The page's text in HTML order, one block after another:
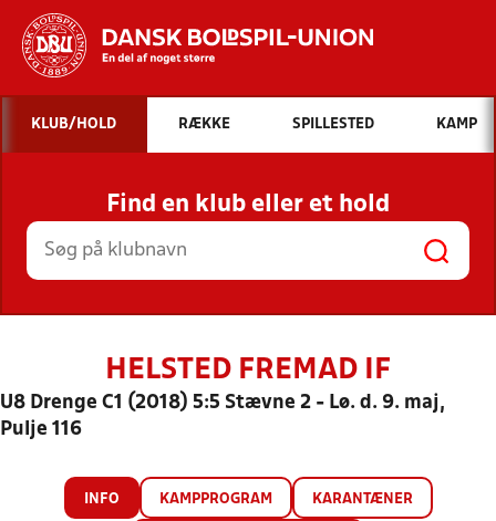
Hvad vil du søge efter?
INDHOLD OG NYHEDER
STILLINGER, RESULTATER, KLUBBER OG
HOLD
KLUB/HOLD RÆKKE SPILLESTED KAMP
Find en klub eller et hold
HELSTED FREMAD IF
U8 Drenge C1 (2018) 5:5 Stævne 2 - Lø. d. 9. maj,
Pulje 116
INFO KAMPPROGRAM KARANTÆNER